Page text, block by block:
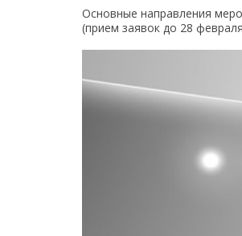
Основные направления
(прием заявок до 28